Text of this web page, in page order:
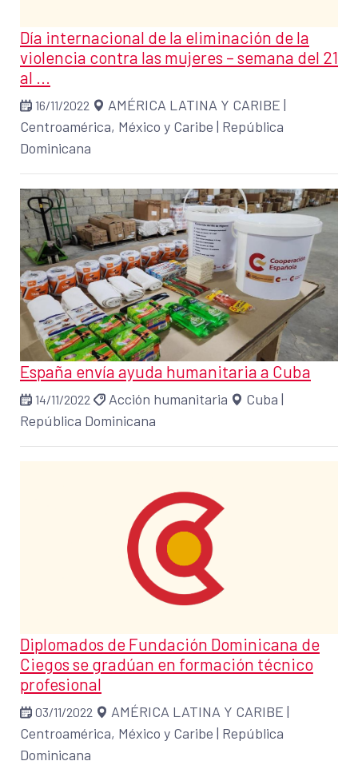
Día internacional de la eliminación de la
violencia contra las mujeres – semana del 21
al ...
16/11/2022 AMÉRICA LATINA Y CARIBE |
Centroamérica, México y Caribe | República
Dominicana
España envía ayuda humanitaria a Cuba
14/11/2022 Acción humanitaria Cuba |
República Dominicana
Diplomados de Fundación Dominicana de
Ciegos se gradúan en formación técnico
profesional
03/11/2022 AMÉRICA LATINA Y CARIBE |
Centroamérica, México y Caribe | República
Dominicana